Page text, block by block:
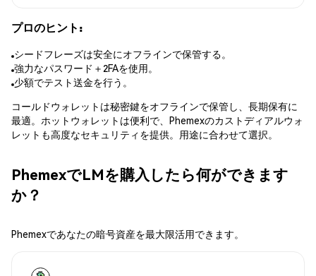
プロのヒント:
シードフレーズは安全にオフラインで保管する。
強力なパスワード＋2FAを使用。
少額でテスト送金を行う。
コールドウォレットは秘密鍵をオフラインで保管し、長期保有に
最適。ホットウォレットは便利で、Phemexのカストディアルウォ
レットも高度なセキュリティを提供。用途に合わせて選択。
PhemexでLMを購入したら何ができます
か？
Phemexであなたの暗号資産を最大限活用できます。